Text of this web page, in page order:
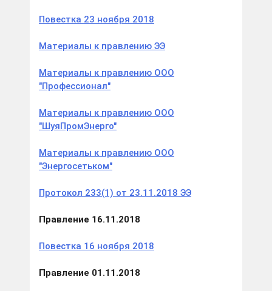
Повестка 23 ноября 2018
Материалы к правлению ЭЭ
Материалы к правлению ООО
"Профессионал"
Материалы к правлению ООО
"ШуяПромЭнерго"
Материалы к правлению ООО
"Энергосетьком"
Протокол 233(1) от 23.11.2018 ЭЭ
Правление 16.11.2018
Повестка 16 ноября 2018
Правление 01.11.2018